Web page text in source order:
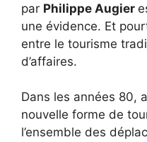
par Philippe Augier
une évidence. Et
entre le tourisme
d’affaires.
Dans les années 80,
nouvelle forme de
l’ensemble des